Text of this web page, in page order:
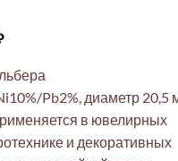
Pb2%, диаметр 20,5
в ювелирных
и декоративных